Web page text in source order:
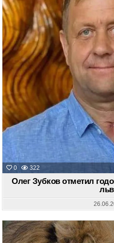
0 322
Олег Зубков отметил